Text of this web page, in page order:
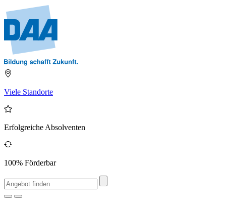
Viele Standorte
Erfolgreiche Absolventen
100% Förderbar